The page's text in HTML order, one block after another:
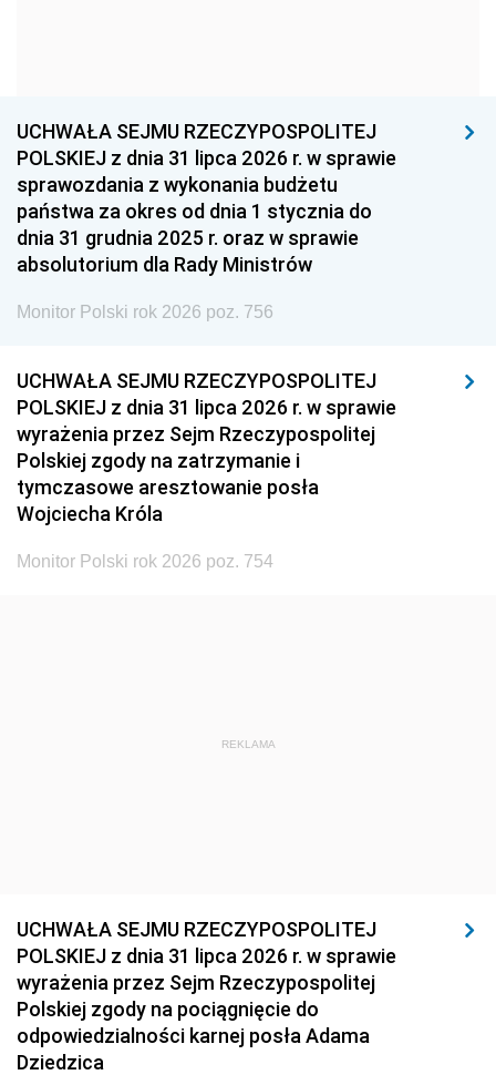
1939 1938 1937
1936 1930
UCHWAŁA SEJMU RZECZYPOSPOLITEJ
POLSKIEJ z dnia 31 lipca 2026 r. w sprawie
sprawozdania z wykonania budżetu
państwa za okres od dnia 1 stycznia do
dnia 31 grudnia 2025 r. oraz w sprawie
absolutorium dla Rady Ministrów
Monitor Polski rok 2026 poz. 756
UCHWAŁA SEJMU RZECZYPOSPOLITEJ
POLSKIEJ z dnia 31 lipca 2026 r. w sprawie
wyrażenia przez Sejm Rzeczypospolitej
Polskiej zgody na zatrzymanie i
tymczasowe aresztowanie posła
Wojciecha Króla
Monitor Polski rok 2026 poz. 754
REKLAMA
UCHWAŁA SEJMU RZECZYPOSPOLITEJ
POLSKIEJ z dnia 31 lipca 2026 r. w sprawie
wyrażenia przez Sejm Rzeczypospolitej
Polskiej zgody na pociągnięcie do
odpowiedzialności karnej posła Adama
Dziedzica